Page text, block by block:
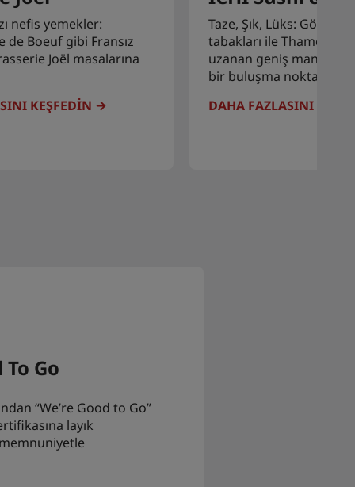
nefis yemekler:
de Boeuf gibi Fransız
Joël masalarına
KEŞFEDIN
Taze, Şık, Lüks: Göz
tabakları ile Thames'ten
uzanan geniş
bir buluşma noktası
DAHA FAZLASINI
To Go
“We’re Good to Go”
layık